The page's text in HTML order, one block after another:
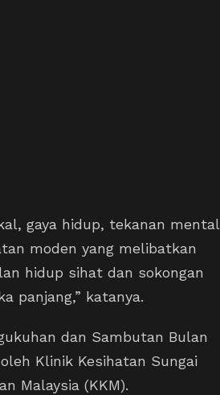
gaya hidup, tekanan mental
moden yang melibatkan
hidup sihat dan sokongan
panjang,” katanya.
dan Sambutan Bulan
Klinik Kesihatan Sungai
Malaysia (KKM).